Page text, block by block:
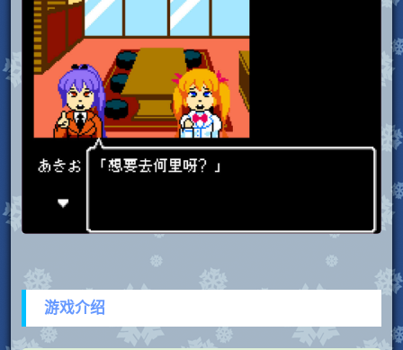
游戏介绍